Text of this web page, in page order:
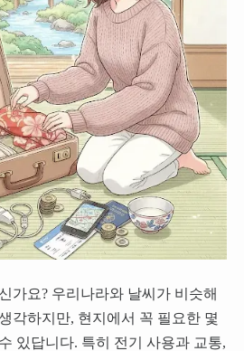
가요? 우리나라와 날씨가 비슷해
각하지만, 현지에서 꼭 필요한 몇
있답니다. 특히 전기 사용과 교통,